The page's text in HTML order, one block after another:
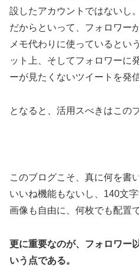
設したアカウントではないし。
だからといって、フォロワー
メモ代わりに使っているとい
ット上、そしてフォロワーに
ーが見たくないツイートを発
となると、活用スべきはこの
このブログこそ、真に何を書
いいね機能もないし、140文字
画像も自由に、何枚でも配置
更に重要なのが、フォロワー
いう点である。